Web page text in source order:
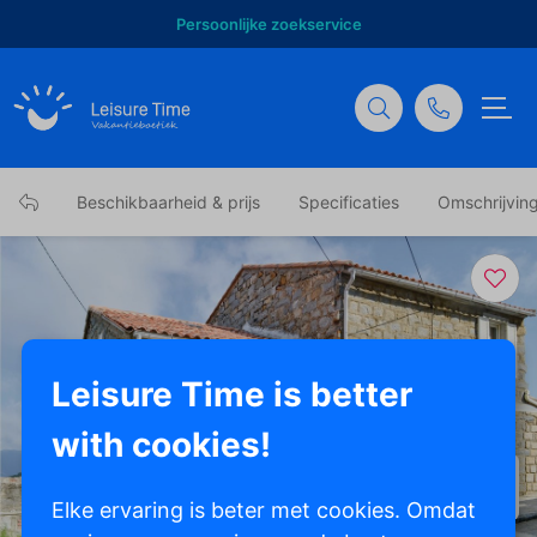
Persoonlijke zoekservice
Beschikbaarheid & prijs Specificaties
Leisure Time is better
with cookies!
Elke ervaring is beter met cookies. Omdat